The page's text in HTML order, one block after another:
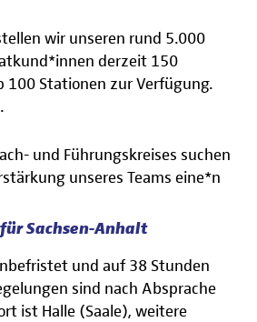
wir unseren rund 5.000
derzeit 150
100 Stationen zur Verfügung.
und Führungskreises suchen
unseres Teams eine*n
Sachsen-Anhalt
und auf 38 Stunden
sind nach Absprache
ist Halle (Saale), weitere